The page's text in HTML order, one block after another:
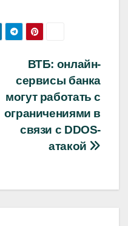
ВТБ: онлайн-
сервисы банка
могут работать с
ограничениями в
связи с DDOS-
атакой